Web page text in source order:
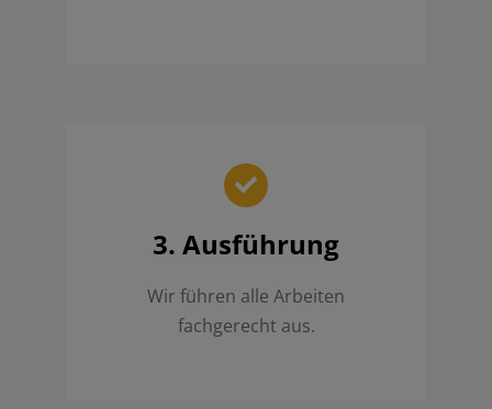
3. Ausführung
Wir führen alle Arbeiten
fachgerecht aus.